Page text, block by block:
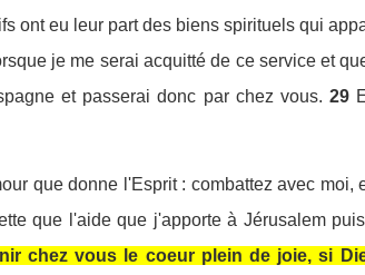
ont eu leur part des biens spirituels qui
je me serai acquitté de ce service et
et passerai donc par chez vous. 29
que donne l'Esprit : combattez avec moi,
que l'aide que j'apporte à Jérusalem
chez vous le coeur plein de joie, si